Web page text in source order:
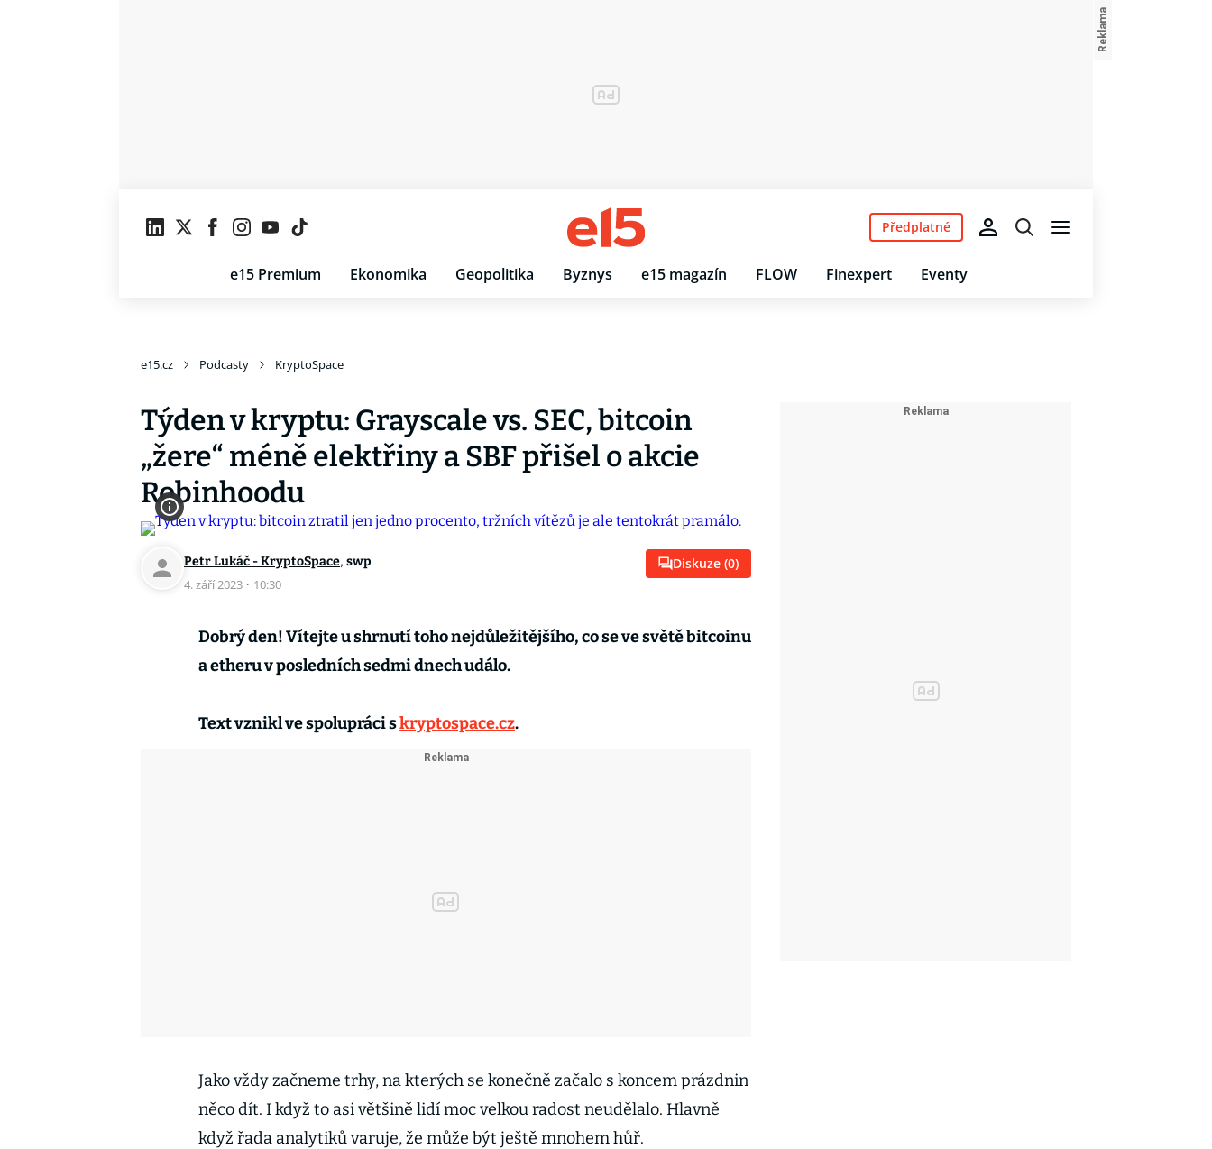
e15 Premium Ekonomika Geopolitika Byznys e15 magazín FLOW Finexpert Eventy
Předplatné
e15.cz Podcasty KryptoSpace
Týden v kryptu: Grayscale vs. SEC, bitcoin
„žere“ méně elektřiny a SBF přišel o akcie
Robinhoodu
Petr Lukáč - KryptoSpace, swp
4. září 2023 · 10:30
Diskuze (0)
Dobrý den! Vítejte u shrnutí toho nejdůležitějšího, co se ve světě bitcoinu
a etheru v posledních sedmi dnech událo.
Text vznikl ve spolupráci skryptospace.cz.
Jako vždy začneme trhy, na kterých se konečně začalo s koncem prázdnin
něco dít. I když to asi většině lidí moc velkou radost neudělalo. Hlavně
když řada analytiků varuje, že může být ještě mnohem hůř.